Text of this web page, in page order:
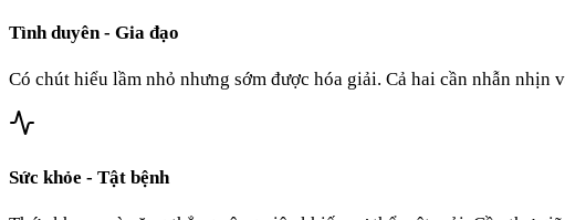
Tình duyên - Gia đạo
Có chút hiểu lầm nhỏ nhưng sớm được hóa giải. Cả hai cần nhẫn nhịn
Sức khỏe - Tật bệnh